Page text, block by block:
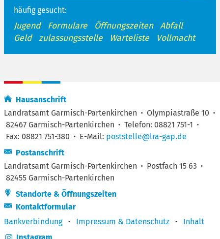
häufig gesucht:
Jugend Formulare Öffnungszeiten
Abfall
Geld
zulassungsstelle Warteliste Vollmacht
Hausanschrift
Landratsamt Garmisch-Partenkirchen · Olympiastraße 10 ·
82467 Garmisch-Partenkirchen · Telefon: 08821 751-1 ·
Fax: 08821 751-380 · E-Mail: poststelle@lra-gap.de
Postanschrift
Landratsamt Garmisch-Partenkirchen · Postfach 15 63 ·
82455 Garmisch-Partenkirchen
Standorte & Öffnungszeiten
Kontaktformular
Bankverbindung
· Impressum & Datenschutz ·
Inhalt